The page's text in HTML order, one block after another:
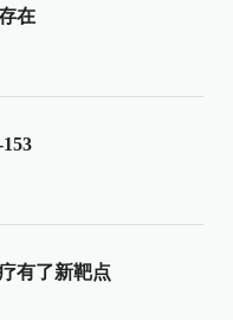
在
有了新靶点